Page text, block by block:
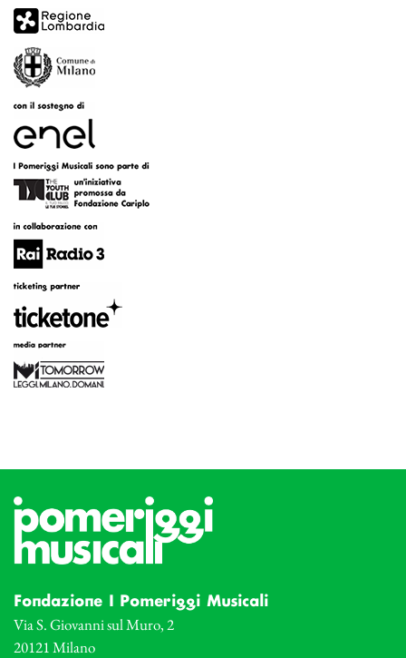
Fondazione I Pomeriggi Musicali
Via S. Giovanni sul Muro, 2
20121 Milano